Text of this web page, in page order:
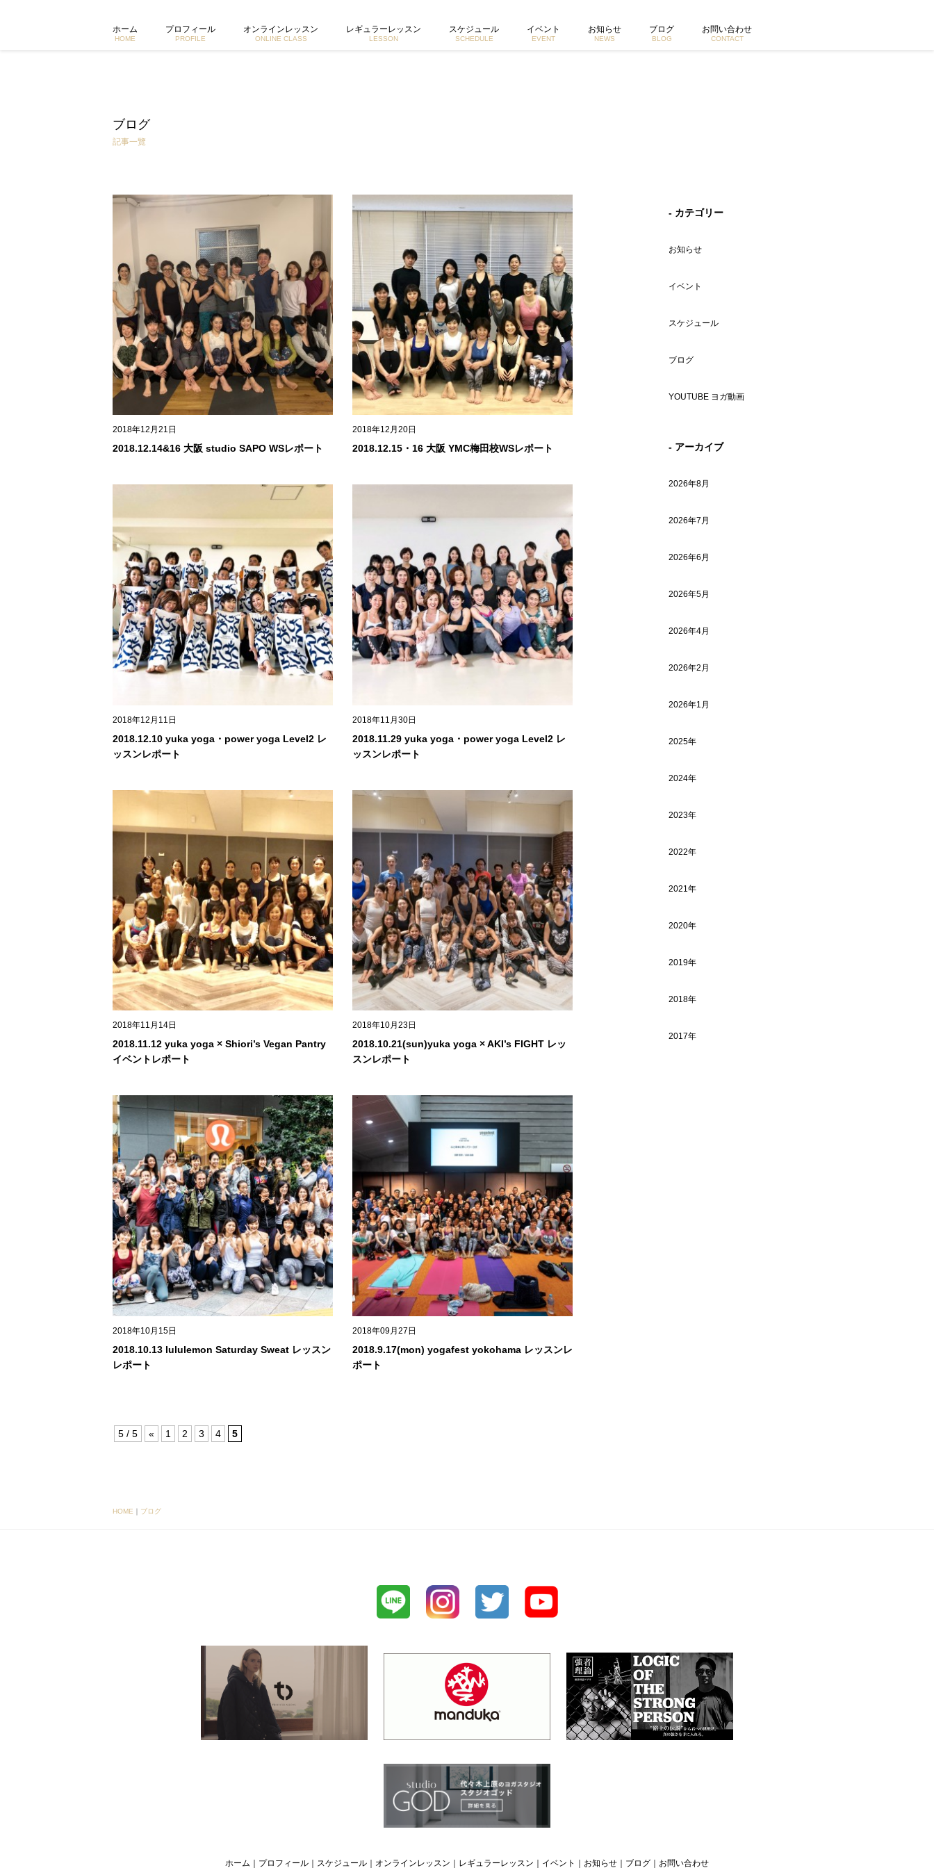
ホーム
HOME
プロフィール
PROFILE
オンラインレッスン
ONLINE CLASS
レギュラーレッスン
LESSON
スケジュール
SCHEDULE
イベント
EVENT
お知らせ
NEWS
ブログ
BLOG
お問い合わせ
CONTACT
ブログ
記事一覽
2018年12月21日
2018.12.14&16 大阪 studio SAPO WSレポート
2018年12月20日
2018.12.15・16 大阪 YMC梅田校WSレポート
2018年12月11日
2018.12.10 yuka yoga・power yoga Level2 レ
ッスンレポート
2018年11月30日
2018.11.29 yuka yoga・power yoga Level2 レ
ッスンレポート
2018年11月14日
2018.11.12 yuka yoga × Shiori’s Vegan Pantry
イベントレポート
2018年10月23日
2018.10.21(sun)yuka yoga × AKI’s FIGHT レッ
スンレポート
2018年10月15日
2018.10.13 lululemon Saturday Sweat レッスン
レポート
2018年09月27日
2018.9.17(mon) yogafest yokohama レッスンレ
ポート
5 / 5 « 1 2 3 4 5
- カテゴリー
お知らせ
イベント
スケジュール
ブログ
YOUTUBE ヨガ動画
- アーカイブ
2026年8月
2026年7月
2026年6月
2026年5月
2026年4月
2026年2月
2026年1月
2025年
2024年
2023年
2022年
2021年
2020年
2019年
2018年
2017年
HOME ｜ ブログ
ホーム プロフィール スケジュール オンラインレッスン レギュラーレッスン イベント お知らせ ブログ お問い合わせ